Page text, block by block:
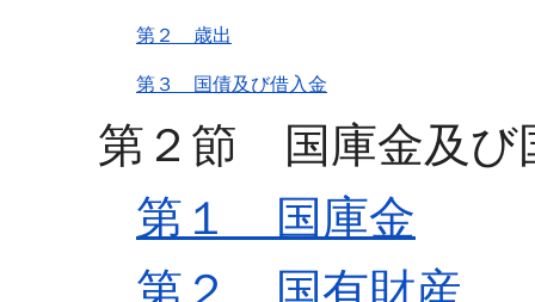
第２ 歳出
第３ 国債及び借入金
第２節 国庫金及び
第１ 国庫金
第２ 国有財産